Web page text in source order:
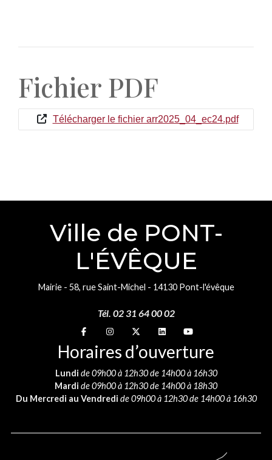
Fichier PDF
Télécharger le fichier arr2025_04_ec24.pdf
Ville de PONT-
L'ÉVÊQUE
Mairie - 58, rue Saint-Michel - 14130 Pont-l'évêque
Tél. 02 31 64 00 02
Suivez-nous sur
Suivez-nous sur
Suivez-nous sur
Suivez-nous sur
Suivez-nous sur
Horaires d’ouverture
Lundi de 09h00 à 12h30 de 14h00 à 16h30
Mardi de 09h00 à 12h30 de 14h00 à 18h30
Du Mercredi au Vendredi de 09h00 à 12h30 de 14h00 à 16h30